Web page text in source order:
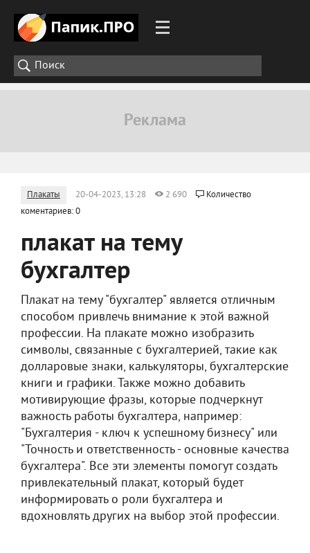
Плакаты 20-04-2023, 13:28 2 690
Количество
коментариев: 0
плакат на тему
бухгалтер
Плакат на тему "бухгалтер" является отличным
способом привлечь внимание к этой важной
профессии. На плакате можно изобразить
символы, связанные с бухгалтерией, такие как
долларовые знаки, калькуляторы, бухгалтерские
книги и графики. Также можно добавить
мотивирующие фразы, которые подчеркнут
важность работы бухгалтера, например:
"Бухгалтерия - ключ к успешному бизнесу" или
"Точность и ответственность - основные качества
бухгалтера". Все эти элементы помогут создать
привлекательный плакат, который будет
информировать о роли бухгалтера и
вдохновлять других на выбор этой профессии.